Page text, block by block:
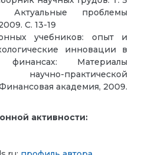
проблемы
С. 13-19
учебников: опыт и
инновации в
Материалы
научно-практической
академия, 2009.
активности: